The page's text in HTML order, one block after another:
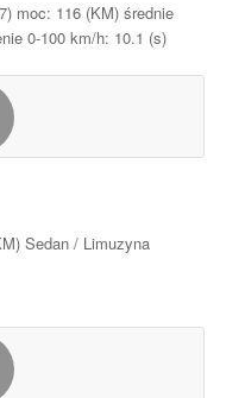
moc: 116 (KM) średnie
0-100 km/h: 10.1 (s)
Sedan / Limuzyna